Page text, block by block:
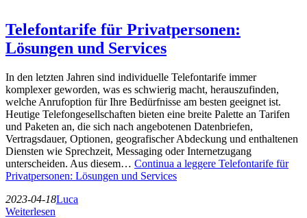
Telefontarife für Privatpersonen:
Lösungen und Services
In den letzten Jahren sind individuelle Telefontarife immer
komplexer geworden, was es schwierig macht, herauszufinden,
welche Anrufoption für Ihre Bedürfnisse am besten geeignet ist.
Heutige Telefongesellschaften bieten eine breite Palette an Tarifen
und Paketen an, die sich nach angebotenen Datenbriefen,
Vertragsdauer, Optionen, geografischer Abdeckung und enthaltenen
Diensten wie Sprechzeit, Messaging oder Internetzugang
unterscheiden. Aus diesem… Continua a leggere Telefontarife für
Privatpersonen: Lösungen und Services
2023-04-18Luca
Weiterlesen